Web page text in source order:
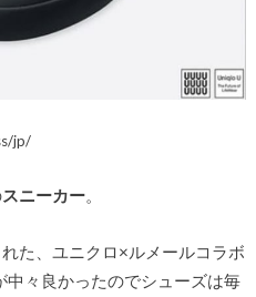
jp/
スニーカー。
た、ユニクロ×ルメールコラボ
々良かったのでシューズは毎